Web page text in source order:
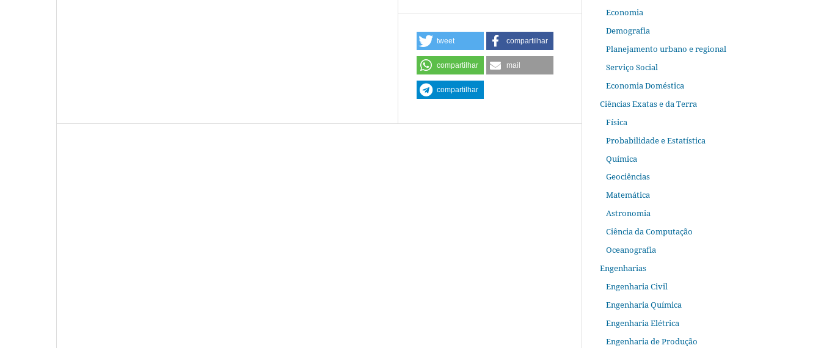
tweet compartilhar
compartilhar mail
compartilhar
Economia
Demografia
Planejamento urbano e regional
Serviço Social
Economia Doméstica
Ciências Exatas e da Terra
Física
Probabilidade e Estatística
Química
Geociências
Matemática
Astronomia
Ciência da Computação
Oceanografia
Engenharias
Engenharia Civil
Engenharia Química
Engenharia Elétrica
Engenharia de Produção